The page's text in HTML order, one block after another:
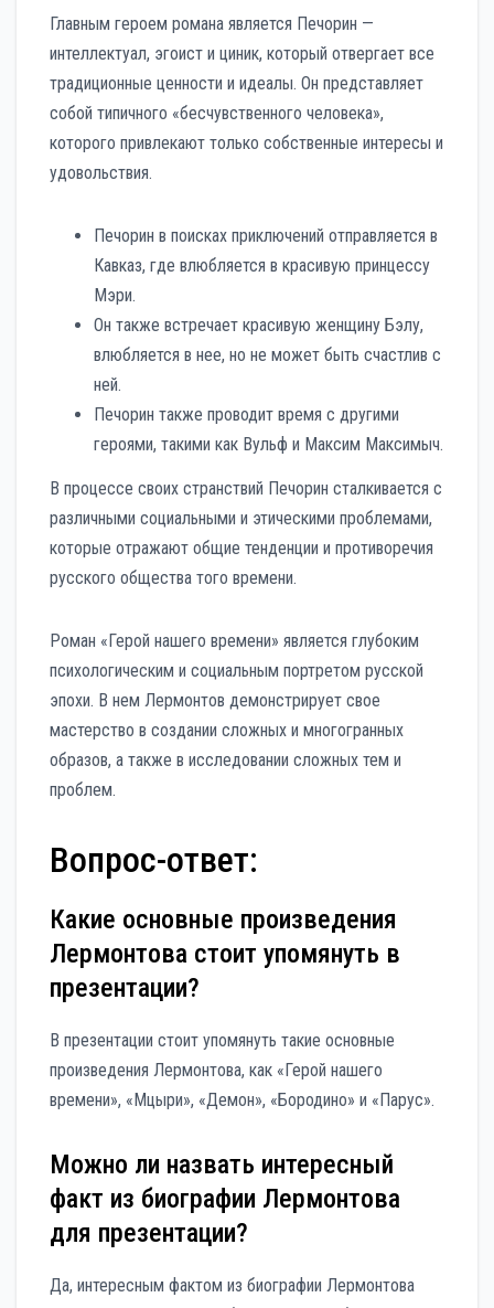
Главным героем романа является Печорин —
интеллектуал, эгоист и циник, который отвергает все
традиционные ценности и идеалы. Он представляет
собой типичного «бесчувственного человека»,
которого привлекают только собственные интересы и
удовольствия.
Печорин в поисках приключений отправляется в
Кавказ, где влюбляется в красивую принцессу
Мэри.
Он также встречает красивую женщину Бэлу,
влюбляется в нее, но не может быть счастлив с
ней.
Печорин также проводит время с другими
героями, такими как Вульф и Максим Максимыч.
В процессе своих странствий Печорин сталкивается с
различными социальными и этическими проблемами,
которые отражают общие тенденции и противоречия
русского общества того времени.
Роман «Герой нашего времени» является глубоким
психологическим и социальным портретом русской
эпохи. В нем Лермонтов демонстрирует свое
мастерство в создании сложных и многогранных
образов, а также в исследовании сложных тем и
проблем.
Вопрос-ответ:
Какие основные произведения
Лермонтова стоит упомянуть в
презентации?
В презентации стоит упомянуть такие основные
произведения Лермонтова, как «Герой нашего
времени», «Мцыри», «Демон», «Бородино» и «Парус».
Можно ли назвать интересный
факт из биографии Лермонтова
для презентации?
Да, интересным фактом из биографии Лермонтова